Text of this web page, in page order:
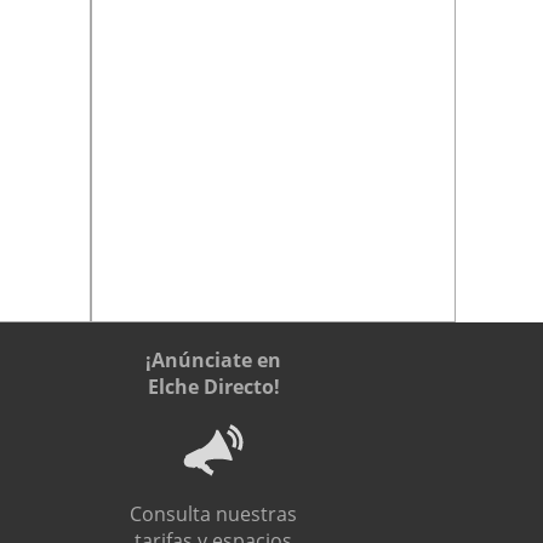
¡Anúnciate en
Elche Directo!
Consulta nuestras